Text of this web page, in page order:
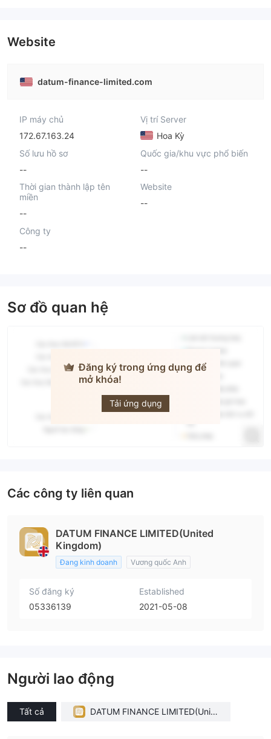
Website
datum-finance-limited.com
IP máy chủ
172.67.163.24
Vị trí Server
Hoa Kỳ
Số lưu hồ sơ
--
Quốc gia/khu vực phổ biến
--
Thời gian thành lập tên
miền
--
Website
--
Công ty
--
Sơ đồ quan hệ
Đăng ký trong ứng dụng để
mở khóa!
Tải ứng dụng
DATUM
Các công ty liên quan
DATUM FINANCE LIMITED(United
Kingdom)
Đang kinh doanh Vương quốc Anh
Số đăng ký
05336139
Established
2021-05-08
Người lao động
Tất cả
DATUM FINANCE LIMITED(Unite